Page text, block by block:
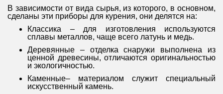
В зависимости от вида сырья, из которого, в основном,
сделаны эти приборы для курения, они делятся на:
Классика – для изготовления используются
сплавы металлов, чаще всего латунь и медь.
Деревянные – отделка снаружи выполнена из
ценной древесины, отличаются оригинальностью
и экологичностью.
Каменные– материалом служит специальный
искусственный камень.